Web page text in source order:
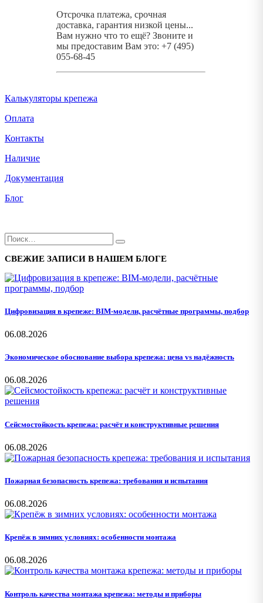
Отсрочка платежа, срочная
доставка, гарантия низкой цены...
Вам нужно что то ещё? Звоните и
мы предоставим Вам это: +7 (495)
055-68-45
Калькуляторы крепежа
Оплата
Контакты
Наличие
Документация
Блог
СВЕЖИЕ ЗАПИСИ В НАШЕМ БЛОГЕ
Цифровизация в крепеже: BIM-модели, расчётные программы, подбор
06.08.2026
Экономическое обоснование выбора крепежа: цена vs надёжность
06.08.2026
Сейсмостойкость крепежа: расчёт и конструктивные решения
06.08.2026
Пожарная безопасность крепежа: требования и испытания
06.08.2026
Крепёж в зимних условиях: особенности монтажа
06.08.2026
Контроль качества монтажа крепежа: методы и приборы